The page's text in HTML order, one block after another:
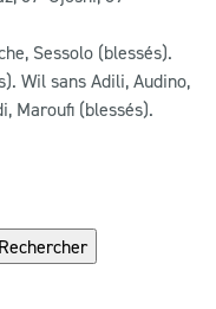
Sessolo (blessés).
Wil sans Adili, Audino,
Maroufi (blessés).
Rechercher